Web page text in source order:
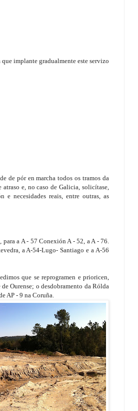
implante gradualmente este servizo
de pór en marcha todos os tramos da
e, no caso de Galicia, solicítase,
e necesidades reais, entre outras, as
a A - 57 Conexión A - 52, a A - 76.
a A-54-Lugo- Santiago e a A-56
que se reprogramen e prioricen,
Ourense; o desdobramento da Rólda
AP - 9 na Coruña.